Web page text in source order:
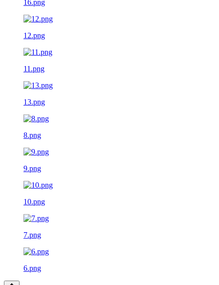
16.png
12.png
11.png
13.png
8.png
9.png
10.png
7.png
6.png